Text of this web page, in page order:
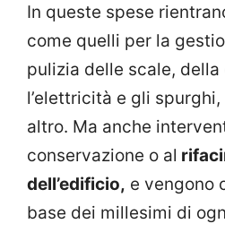
In queste spese
come quelli per la
pulizia delle scale,
l’elettricità e gli spurghi,
altro. Ma anche
conservazione o al
dell’edificio, e vengono
base dei millesimi di